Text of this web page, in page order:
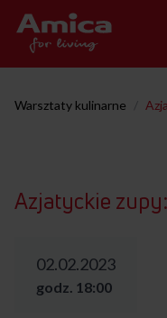
Warsztaty kulinarne
Azjatyckie
02.02.2023
godz. 18:00